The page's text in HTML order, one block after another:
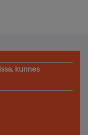
kunnes